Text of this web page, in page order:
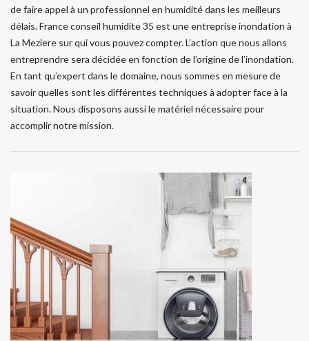
de faire appel à un professionnel en humidité dans les meilleurs
délais. France conseil humidite 35 est une entreprise inondation à
La Meziere sur qui vous pouvez compter. L’action que nous allons
entreprendre sera décidée en fonction de l’origine de l’inondation.
En tant qu’expert dans le domaine, nous sommes en mesure de
savoir quelles sont les différentes techniques à adopter face à la
situation. Nous disposons aussi le matériel nécessaire pour
accomplir notre mission.